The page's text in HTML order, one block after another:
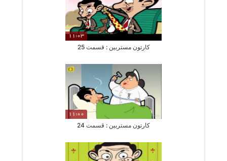
11:03
کارتون مستربین : قسمت 25
11:00
کارتون مستربین : قسمت 24